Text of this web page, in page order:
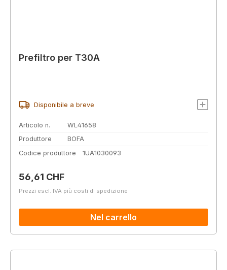
Prefiltro per T30A
Disponibile a breve
Articolo n.
WL41658
Produttore
BOFA
Codice produttore
1UA1030093
Prezzo normale:
56,61 CHF
Prezzi escl. IVA più costi di spedizione
Nel carrello